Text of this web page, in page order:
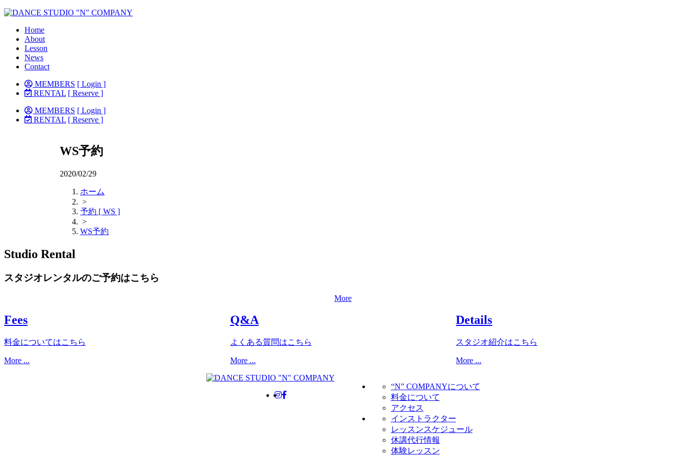
Home
About
Lesson
News
Contact
MEMBERS [ Login ]
RENTAL [ Reserve ]
MEMBERS [ Login ]
RENTAL [ Reserve ]
WS予約
2020/02/29
ホーム
>
予約 [ WS ]
>
WS予約
Studio Rental
スタジオレンタルのご予約はこちら
More
Fees
料金についてはこちら
More ...
Q&A
よくある質問はこちら
More ...
Details
スタジオ紹介はこちら
More ...
“N” COMPANYについて
料金について
アクセス
インストラクター
レッスンスケジュール
休講代行情報
体験レッスン